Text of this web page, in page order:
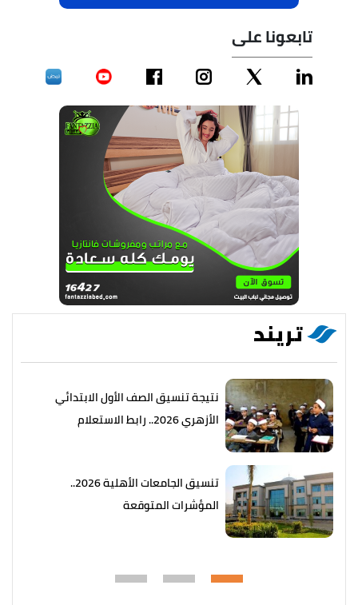
تابعونا على
تريند
نتيجة تنسيق الصف الأول الابتدائي
الأزهري 2026.. رابط الاستعلام
تنسيق الجامعات الأهلية 2026..
المؤشرات المتوقعة